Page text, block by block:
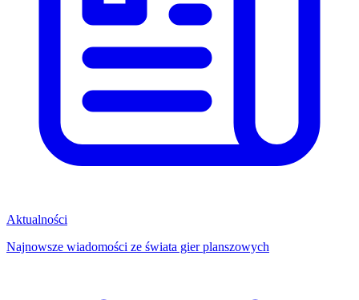
Aktualności
Najnowsze wiadomości ze świata gier planszowych